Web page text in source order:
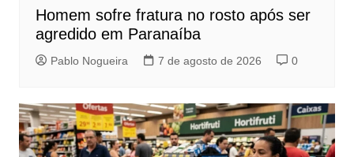
Homem sofre fratura no rosto após ser
agredido em Paranaíba
Pablo Nogueira 7 de agosto de 2026 0